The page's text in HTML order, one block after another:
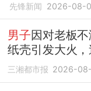
火，财产损失高
元，获刑10年
先锋新闻 2026-08-
男子因对老板
纸壳引发大火
子获刑10年，赔
三湘都市报 2026-